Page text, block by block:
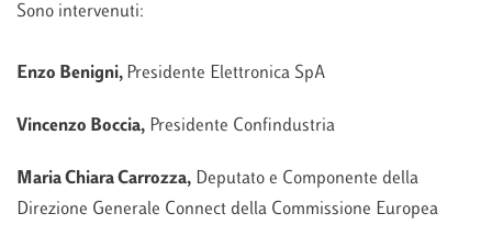
Sono intervenuti:
Enzo Benigni, Presidente Elettronica SpA
Vincenzo Boccia,Presidente Confindustria
Maria Chiara Carrozza,Deputato e Componente della
Direzione Generale Connect della Commissione Europea